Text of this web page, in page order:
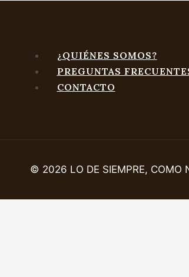
¿QUIÉNES SOMOS?
PREGUNTAS
CONTACTO
© 2026 LO DE SIEMPRE,